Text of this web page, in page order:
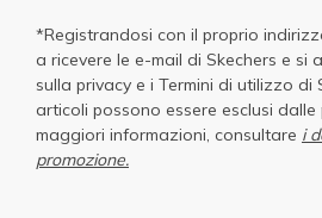
*Registrandosi con il proprio
a ricevere le e-mail di Skechers e si
sulla privacy e i Termini di utilizzo di
articoli possono essere esclusi dalle
maggiori informazioni, consultare i
promozione.